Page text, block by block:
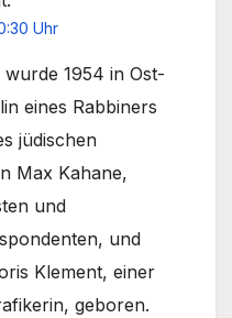
Uhr
1954 in Ost-
eines Rabbiners
jüdischen
Max Kahane,
und
und
Klement, einer
geboren.